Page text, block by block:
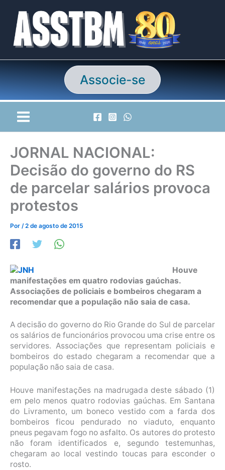
conteúdo
Associe-se
JORNAL NACIONAL:
Decisão do governo do RS
de parcelar salários provoca
protestos
Por /2 de agosto de 2015
Houve
manifestações em quatro rodovias gaúchas.
Associações de policiais e bombeiros chegaram a
recomendar que a população não saia de casa.
A decisão do governo do Rio Grande do Sul de parcelar
os salários de funcionários provocou uma crise entre os
servidores. Associações que representam policiais e
bombeiros do estado chegaram a recomendar que a
população não saia de casa.
Houve manifestações na madrugada deste sábado (1)
em pelo menos quatro rodovias gaúchas. Em Santana
do Livramento, um boneco vestido com a farda dos
bombeiros ficou pendurado no viaduto, enquanto
pneus pegavam fogo no asfalto. Os autores do protesto
não foram identificados e, segundo testemunhas,
chegaram ao local vestindo toucas para esconder o
rosto.